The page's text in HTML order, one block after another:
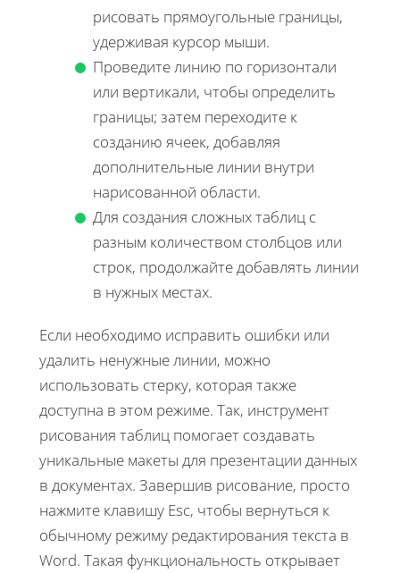
рисовать прямоугольные границы,
удерживая курсор мыши.
Проведите линию по горизонтали
или вертикали, чтобы определить
границы; затем переходите к
созданию ячеек, добавляя
дополнительные линии внутри
нарисованной области.
Для создания сложных таблиц с
разным количеством столбцов или
строк, продолжайте добавлять линии
в нужных местах.
Если необходимо исправить ошибки или
удалить ненужные линии, можно
использовать стерку, которая также
доступна в этом режиме. Так, инструмент
рисования таблиц помогает создавать
уникальные макеты для презентации данных
в документах. Завершив рисование, просто
нажмите клавишу Esc, чтобы вернуться к
обычному режиму редактирования текста в
Word. Такая функциональность открывает